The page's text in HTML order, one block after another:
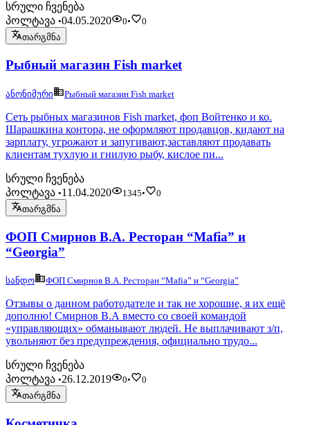
სრული ჩვენება
პოლტავა •04.05.2020 0•
0
თარგმნა
Рыбный магазин Fish market
ანონიმური Рыбный магазин Fish market
Сеть рыбных магазинов Fish market, фоп Войтенко и ко.
Шарашкина контора, не оформляют продавцов, кидают на
зарплату, угрожают и запугивают,заставляют продавать
клиентам тухлую и гнилую рыбу, кислое пи...
სრული ჩვენება
პოლტავა •11.04.2020 1345•
0
თარგმნა
ФОП Смирнов В.А. Ресторан “Mafia” и
“Georgia”
სანდო ФОП Смирнов В.А. Ресторан “Mafia” и “Georgia”
Отзывы о данном работодателе и так не хорошие, я их ещё
дополню! Смирнов В.А вместо со своей командой
«управляющих» обманывают людей. Не выплачивают з/п,
увольняют без предупреждения, официально трудо...
სრული ჩვენება
პოლტავა •26.12.2019 0•
0
თარგმნა